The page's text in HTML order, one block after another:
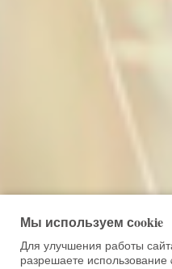
Мы используем сookie
Для улучшения работы
разрешаете